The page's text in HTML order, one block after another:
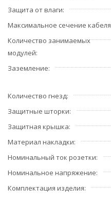
Защита от влаги
Максимальное сечение кабеля
Количество занимаемых
модулей
Заземление
Количество гнезд
Защитные шторки
Защитная крышка
Материал накладки
Номинальный ток розетки
Номинальное напряжение
Комплектация изделия